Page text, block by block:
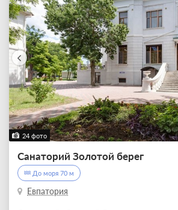
24 фото
Санаторий Золотой берег
До моря 70 м
Евпатория